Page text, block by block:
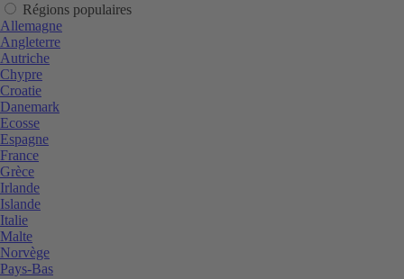
Régions populaires
Allemagne
Angleterre
Autriche
Chypre
Croatie
Danemark
Ecosse
Espagne
France
Grèce
Irlande
Islande
Italie
Malte
Norvège
Pays-Bas